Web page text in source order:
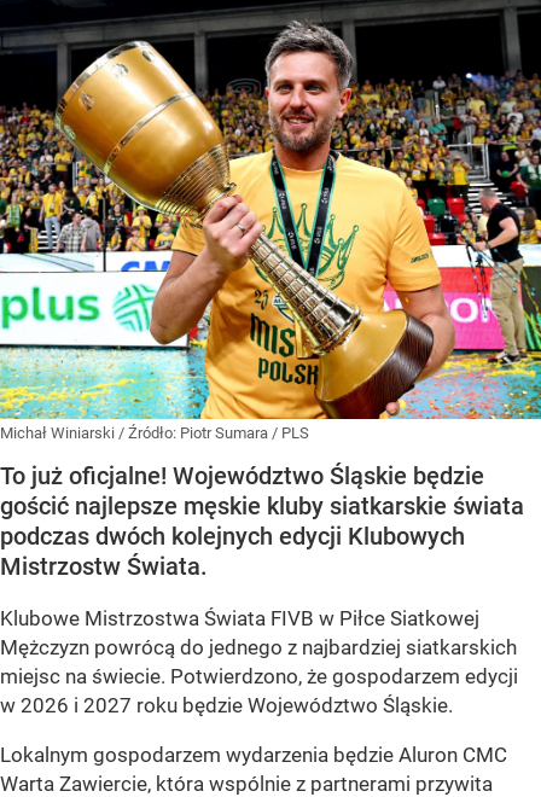
Michał Winiarski / Źródło: Piotr Sumara / PLS
To już oficjalne! Województwo Śląskie będzie
gościć najlepsze męskie kluby siatkarskie świata
podczas dwóch kolejnych edycji Klubowych
Mistrzostw Świata.
Klubowe Mistrzostwa Świata FIVB w Piłce Siatkowej
Mężczyzn powrócą do jednego z najbardziej siatkarskich
miejsc na świecie. Potwierdzono, że gospodarzem edycji
w 2026 i 2027 roku będzie Województwo Śląskie.
Lokalnym gospodarzem wydarzenia będzie Aluron CMC
Warta Zawiercie, która wspólnie z partnerami przywita